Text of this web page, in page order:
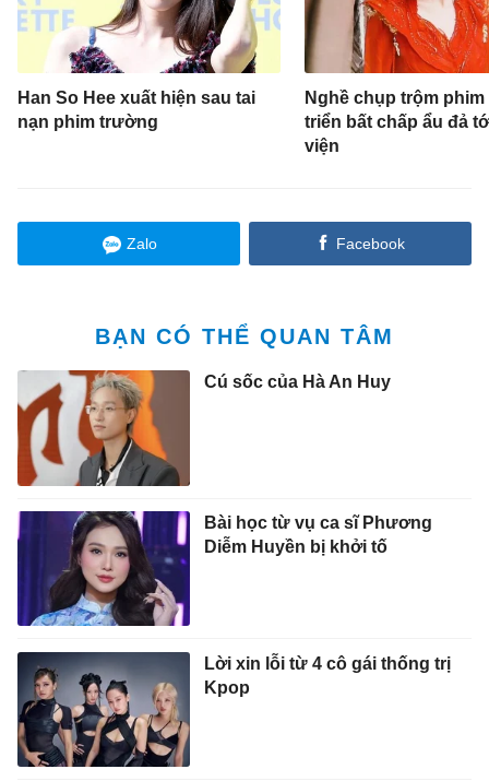
Han So Hee xuất hiện sau tai
nạn phim trường
Nghề chụp trộm
triển bất chấp ẩu đả
viện
Zalo Facebook
BẠN CÓ THỂ QUAN TÂM
Cú sốc của Hà An Huy
Bài học từ vụ ca sĩ Phương
Diễm Huyền bị khởi tố
Lời xin lỗi từ 4 cô gái thống trị
Kpop